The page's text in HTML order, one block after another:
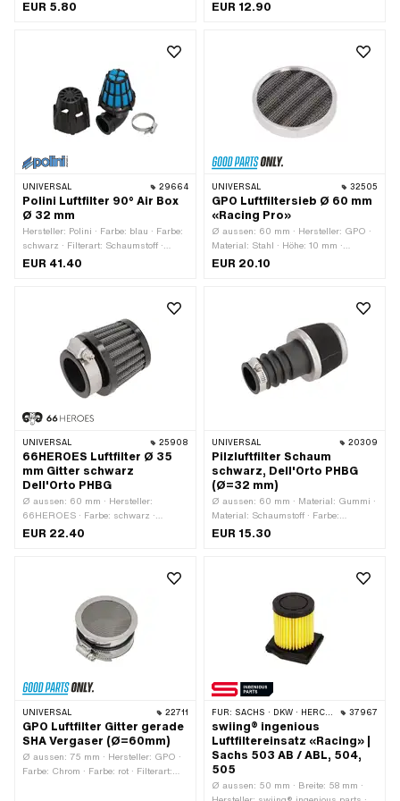
EUR 5.80 EUR 12.90
UNIVERSAL 29664
Polini Luftfilter 90° Air Box
Ø 32 mm
Hersteller: Polini · Farbe: blau · Farbe:
schwarz · Filterart: Schaumstoff ·
Gesamtlänge: 140 mm ·
Anwendungsbereich: Tuning · Getarnt:
EUR 41.40
UNIVERSAL 32505
GPO Luftfiltersieb Ø 60 mm
«Racing Pro»
Ø aussen: 60 mm · Hersteller: GPO ·
Material: Stahl · Höhe: 10 mm ·
Anwendungsbereich: Racing ·
EUR 20.10
UNIVERSAL 25908
66HEROES Luftfilter Ø 35
mm Gitter schwarz
Dell'Orto PHBG
Ø aussen: 60 mm · Hersteller:
66HEROES · Farbe: schwarz ·
Filterart: Gitter · Gesamtlänge: 70 mm
mm · Anwendungsbereich: Tuning ·
EUR 22.40
UNIVERSAL 20309
Pilzluftfilter Schaum
schwarz, Dell'Orto PHBG
(Ø=32 mm)
Ø aussen: 60 mm · Material: Gummi ·
Material: Schaumstoff · Farbe:
schwarz · Filterart: Schaumstoff ·
geklemmt · Ø Anschluss innen: 28
Anwendungsbereich: Tuning · Getarnt:
EUR 15.30
UNIVERSAL 22711
GPO Luftfilter Gitter gerade
SHA Vergaser (Ø=60mm)
Ø aussen: 75 mm · Hersteller: GPO ·
Farbe: Chrom · Farbe: rot · Filterart:
FÜR: SACHS · DKW · HERCULES · KTM 37967
swiing® ingenious
Luftfiltereinsatz «Racing» |
Sachs 503 AB / ABL, 504,
505
Ø aussen: 50 mm · Breite: 58 mm ·